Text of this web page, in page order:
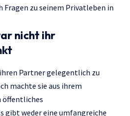
Fragen zu seinem Privatleben in
nicht ihr
Partner gelegentlich zu
machte sie aus ihrem
öffentliches
gibt weder eine umfangreiche